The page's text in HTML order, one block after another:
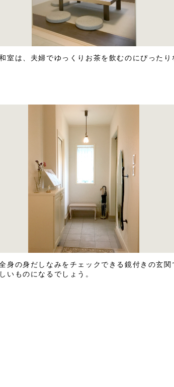
室は、夫婦でゆっくりお茶を飲むのにぴったり
身の身だしなみをチェックできる鏡付きの玄関
いものになるでしょう。